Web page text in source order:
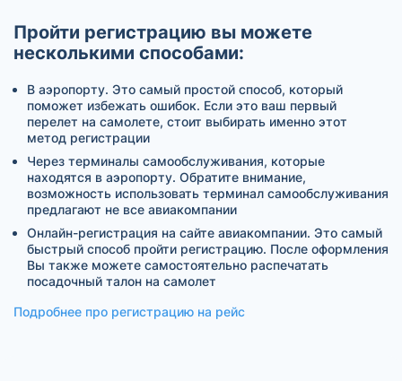
Пройти регистрацию вы можете
несколькими способами:
В аэропорту. Это самый простой способ, который
поможет избежать ошибок. Если это ваш первый
перелет на самолете, стоит выбирать именно этот
метод регистрации
Через терминалы самообслуживания, которые
находятся в аэропорту. Обратите внимание,
возможность использовать терминал самообслуживания
предлагают не все авиакомпании
Онлайн-регистрация на сайте авиакомпании. Это самый
быстрый способ пройти регистрацию. После оформления
Вы также можете самостоятельно распечатать
посадочный талон на самолет
Подробнее про регистрацию на рейс